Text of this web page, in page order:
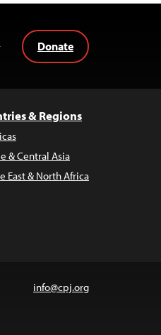
Donate
& Regions
& Central Asia
East & North Africa
info@cpj.org